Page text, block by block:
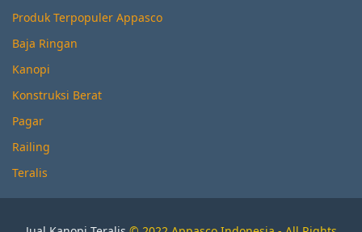
Produk Terpopuler Appasco
Baja Ringan
Kanopi
Konstruksi Berat
Pagar
Railing
Teralis